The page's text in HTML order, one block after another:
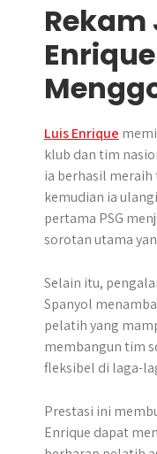
Rekam
Luis Enrique
klub dan tim
ia berhasil
kemudian ia
pertama PSG
sorotan utama
Selain itu,
Spanyol
pelatih yang
membangun tim
fleksibel di laga-
Prestasi ini
Enrique dapat